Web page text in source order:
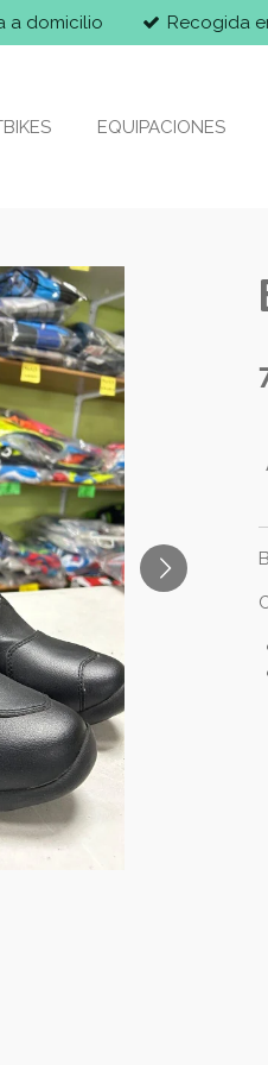
a domicilio Recogida
EQUIPACIONES